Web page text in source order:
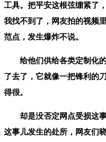
工具。把平安这根弦绷紧了
我找不到了，网友拍的视频
范点，发生爆炸不说。
给他们供给各类定制化的
了去了，它就像一把锋利的
得很。
却是没否定网点受损这事
这事儿发生的处所，网友们